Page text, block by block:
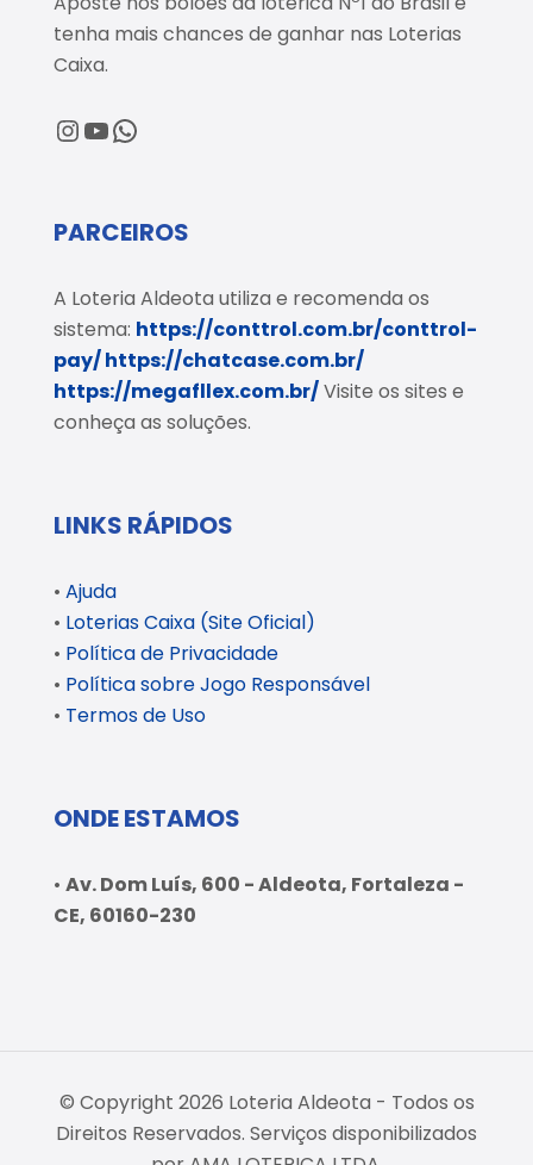
tenha mais chances de ganhar nas Loterias
Caixa.
@loteriaaldeota
@loteriaaldeota
Central de Atendimento
PARCEIROS
A Loteria Aldeota utiliza e recomenda os
sistema: https://conttrol.com.br/conttrol-
pay/https://chatcase.com.br/
https://megafllex.com.br/Visite os sites e
conheça as soluções.
LINKS RÁPIDOS
• Ajuda
• Loterias Caixa (Site Oficial)
• Política de Privacidade
• Política sobre Jogo Responsável
• Termos de Uso
ONDE ESTAMOS
• Av. Dom Luís, 600 - Aldeota, Fortaleza -
CE, 60160-230
© Copyright 2026 Loteria Aldeota - Todos os
Direitos Reservados. Serviços disponibilizados